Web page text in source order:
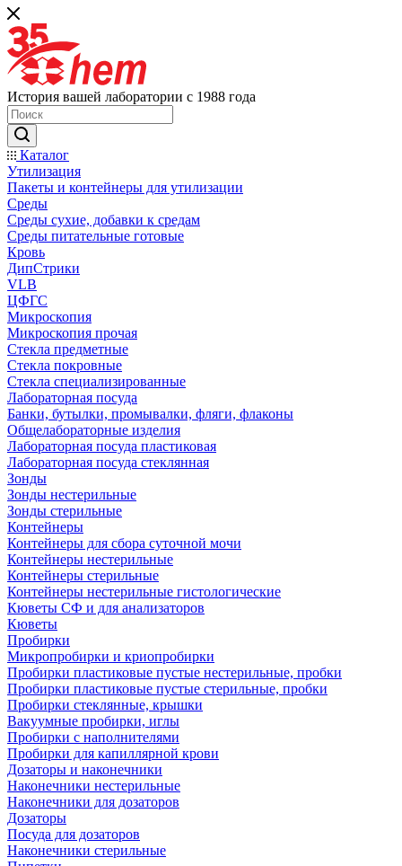
История вашей лаборатории с 1988 года
Каталог
Утилизация
Пакеты и контейнеры для утилизации
Среды
Среды сухие, добавки к средам
Среды питательные готовые
Кровь
ДипСтрики
VLB
ЦФГС
Микроскопия
Микроскопия прочая
Стекла предметные
Стекла покровные
Стекла специализированные
Лабораторная посуда
Банки, бутылки, промывалки, фляги, флаконы
Общелабораторные изделия
Лабораторная посуда пластиковая
Лабораторная посуда стеклянная
Зонды
Зонды нестерильные
Зонды стерильные
Контейнеры
Контейнеры для сбора суточной мочи
Контейнеры нестерильные
Контейнеры стерильные
Контейнеры нестерильные гистологические
Кюветы СФ и для анализаторов
Кюветы
Пробирки
Микропробирки и криопробирки
Пробирки пластиковые пустые нестерильные, пробки
Пробирки пластиковые пустые стерильные, пробки
Пробирки стеклянные, крышки
Вакуумные пробирки, иглы
Пробирки с наполнителями
Пробирки для капиллярной крови
Дозаторы и наконечники
Наконечники нестерильные
Наконечники для дозаторов
Дозаторы
Посуда для дозаторов
Наконечники стерильные